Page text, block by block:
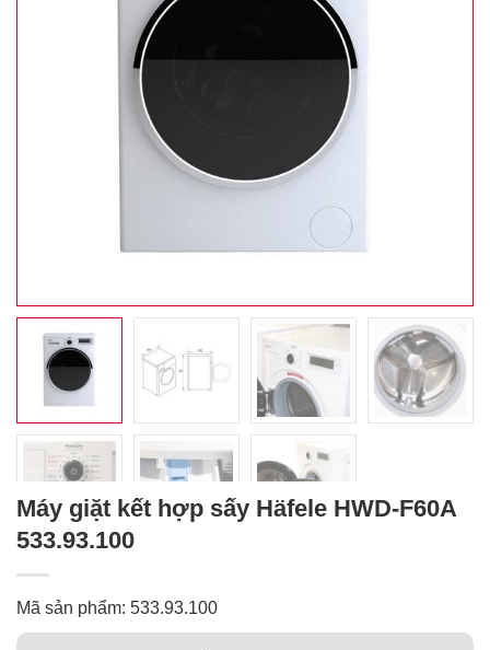
Máy giặt kết hợp sấy Häfele HWD-F60A
533.93.100
Mã sản phẩm: 533.93.100